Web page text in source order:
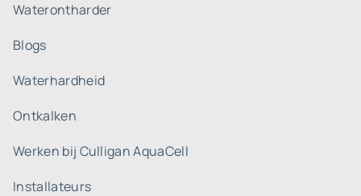
Waterontharder
Blogs
Waterhardheid
Ontkalken
Werken bij Culligan AquaCell
Installateurs